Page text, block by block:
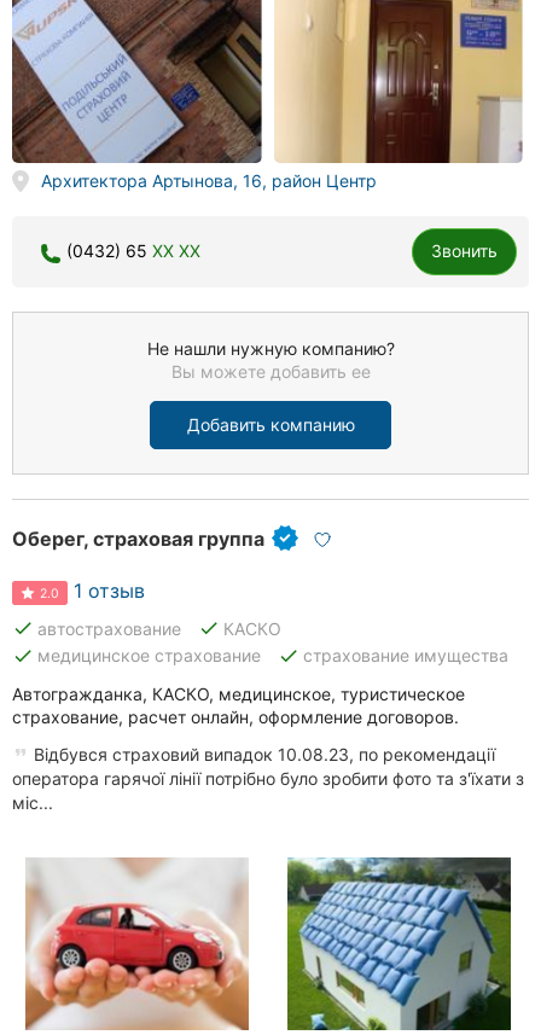
Архитектора Артынова, 16, район Центр
(0432) 65 XX XX Звонить
Не нашли нужную компанию?
Вы можете добавить ее
Добавить компанию
Оберег, страховая группа
2.0 1 отзыв
done автострахование done КАСКО
done медицинское страхование done страхование имущества
Автогражданка, КАСКО, медицинское, туристическое
страхование, расчет онлайн, оформление договоров.
Відбувся страховий випадок 10.08.23, по рекомендації
оператора гарячої лінії потрібно було зробити фото та з'їхати з
міс...